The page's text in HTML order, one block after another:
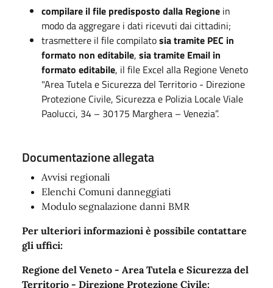
compilare il file predisposto dalla Regione in
modo da aggregare i dati ricevuti dai cittadini;
trasmettere il file compilatosia tramite PEC in
formato non editabile, sia tramite Email in
formato editabile, il file Excel alla Regione Veneto
"Area Tutela e Sicurezza del Territorio - Direzione
Protezione Civile, Sicurezza e Polizia Locale Viale
Paolucci, 34 – 30175 Marghera – Venezia”.
Documentazione allegata
Avvisi regionali
Elenchi Comuni danneggiati
Modulo segnalazione danni BMR
Per ulteriori informazioni è possibile contattare
gli uffici:
Regione del Veneto - Area Tutela e Sicurezza del
Territorio - Direzione Protezione Civile: